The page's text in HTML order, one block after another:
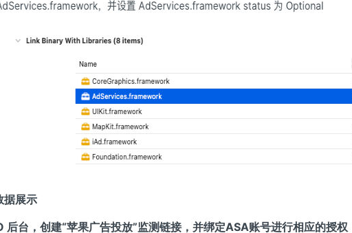
据展示